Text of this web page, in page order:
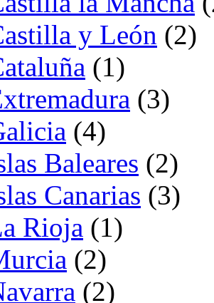
y León (2)
(1)
(3)
(4)
Baleares (2)
Canarias (3)
Rioja (1)
(2)
(2)